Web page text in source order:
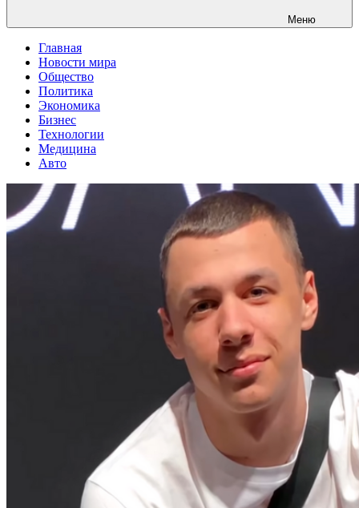
Меню
Главная
Новости мира
Общество
Политика
Экономика
Бизнес
Технологии
Медицина
Авто